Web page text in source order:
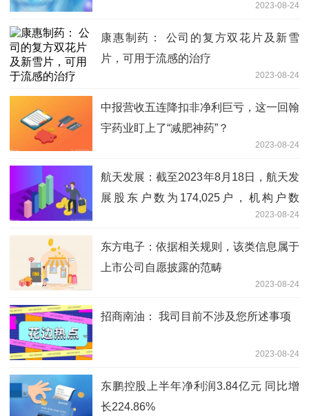
2023-08-24
康惠制药： 公司的复方双花片及新雪
片，可用于流感的治疗
2023-08-24
中报营收五连降扣非净利巨亏，这一回翰
宇药业盯上了“减肥神药”？
2023-08-24
航天发展：截至2023年8月18日，航天发
展股东户数为174,025户，机构户数
2023-08-24
东方电子：依据相关规则，该类信息属于
上市公司自愿披露的范畴
2023-08-24
招商南油： 我司目前不涉及您所述事项
2023-08-24
东鹏控股上半年净利润3.84亿元 同比增
长224.86%